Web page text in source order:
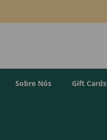
Sobre Nós Gift Cards